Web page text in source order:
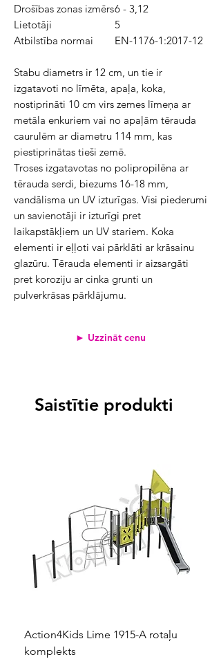
Drošības zonas izmērs6 - 3,12
Lietotāji
5
Atbilstība normai
EN-1176-1:2017-12
Stabu diametrs ir 12 cm, un tie ir
izgatavoti no līmēta, apaļa, koka,
nostiprināti 10 cm virs zemes līmeņa ar
metāla enkuriem vai no apaļām tērauda
caurulēm ar diametru 114 mm, kas
piestiprinātas tieši zemē.
Troses izgatavotas no polipropilēna ar
tērauda serdi, biezums 16-18 mm,
vandālisma un UV izturīgas. Visi piederumi
un savienotāji ir izturīgi pret
laikapstākļiem un UV stariem. Koka
elementi ir eļļoti vai pārklāti ar krāsainu
glazūru. Tērauda elementi ir aizsargāti
pret koroziju ar cinka grunti un
pulverkrāsas pārklājumu.
► Uzzināt cenu
Saistītie produkti
Action4Kids Lime 1915-A rotaļu
komplekts